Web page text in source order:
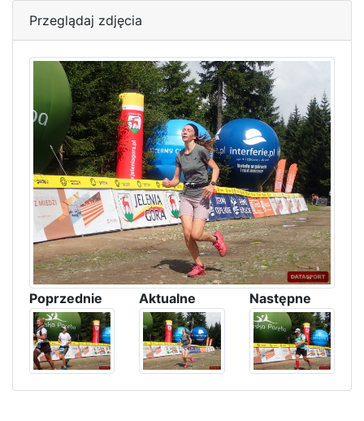
Przeglądaj zdjęcia
Poprzednie Aktualne Następne